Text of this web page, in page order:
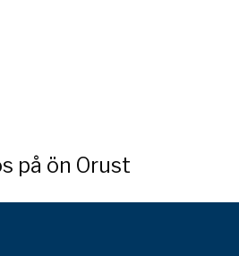
på ön Orust